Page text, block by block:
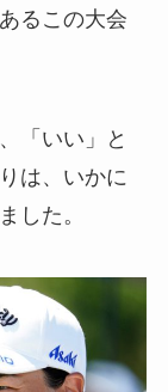
るこの大会
「いい」と
は、いかに
した。